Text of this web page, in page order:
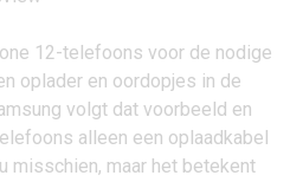
12-telefoons voor de nodige
oplader en oordopjes in de
volgt dat voorbeeld en
alleen een oplaadkabel
misschien, maar het betekent